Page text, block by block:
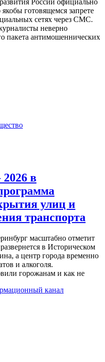
России официально
готовящемся запрете
сетях через СМС.
неверно
пакета антимошеннических
2026 в
улиц и
транспорта
масштабно отметит
в Историческом
а центр города временно
и алкоголя.
горожанам и как не
канал